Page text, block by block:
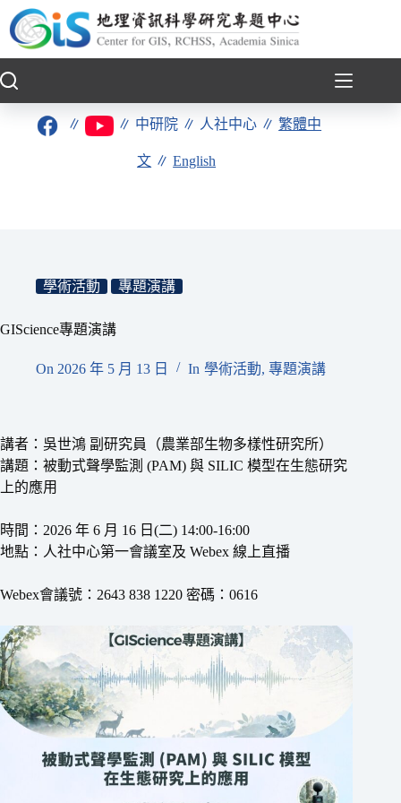
至
要
∥ ∥ 中研院 ∥ 人社中心 ∥繁體中
文 ∥English
學術活動 專題演講
GIScience專題演講
On 2026 年 5 月 13 日 In 學術活動, 專題演講
講者：吳世鴻 副研究員（農業部生物多樣性研究所）
講題：被動式聲學監測 (PAM) 與 SILIC 模型在生態研究
上的應用
時間：2026 年 6 月 16 日(二) 14:00-16:00
地點：人社中心第一會議室及 Webex 線上直播
Webex會議號：2643 838 1220 密碼：0616